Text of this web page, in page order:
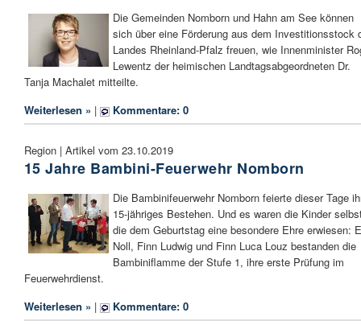
Die Gemeinden Nomborn und Hahn am See können
sich über eine Förderung aus dem Investitionsstock
Landes Rheinland-Pfalz freuen, wie Innenminister
Lewentz der heimischen Landtagsabgeordneten Dr.
Tanja Machalet mitteilte.
Weiterlesen » | Kommentare: 0
Region | Artikel vom 23.10.2019
15 Jahre Bambini-Feuerwehr Nomborn
Die Bambinifeuerwehr Nomborn feierte dieser Tage
15-jähriges Bestehen. Und es waren die Kinder
die dem Geburtstag eine besondere Ehre erwiesen:
Noll, Finn Ludwig und Finn Luca Louz bestanden die
Bambiniflamme der Stufe 1, ihre erste Prüfung im
Feuerwehrdienst.
Weiterlesen » | Kommentare: 0